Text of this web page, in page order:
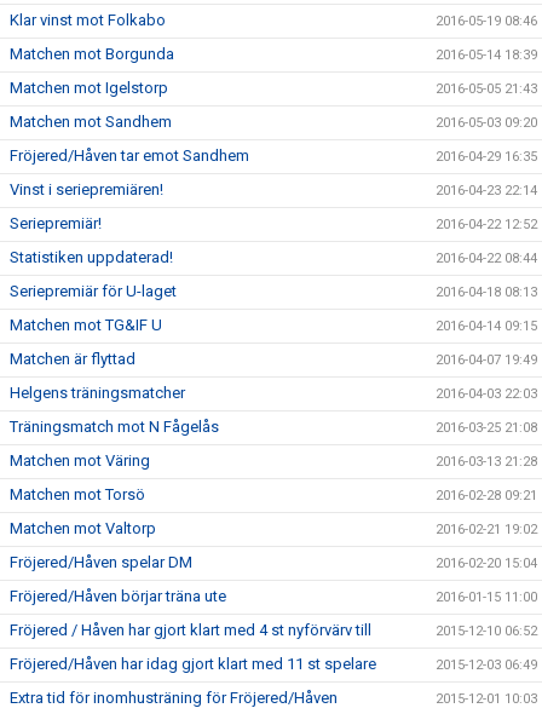
Klar vinst mot Folkabo 2016-05-19 08:46
Matchen mot Borgunda 2016-05-14 18:39
Matchen mot Igelstorp 2016-05-05 21:43
Matchen mot Sandhem 2016-05-03 09:20
Fröjered/Håven tar emot Sandhem 2016-04-29 16:35
Vinst i seriepremiären! 2016-04-23 22:14
Seriepremiär! 2016-04-22 12:52
Statistiken uppdaterad! 2016-04-22 08:44
Seriepremiär för U-laget 2016-04-18 08:13
Matchen mot TG&IF U 2016-04-14 09:15
Matchen är flyttad 2016-04-07 19:49
Helgens träningsmatcher 2016-04-03 22:03
Träningsmatch mot N Fågelås 2016-03-25 21:08
Matchen mot Väring 2016-03-13 21:28
Matchen mot Torsö 2016-02-28 09:21
Matchen mot Valtorp 2016-02-21 19:02
Fröjered/Håven spelar DM 2016-02-20 15:04
Fröjered/Håven börjar träna ute 2016-01-15 11:00
Fröjered / Håven har gjort klart med 4 st nyförvärv till 2015-12-10 06:52
Fröjered/Håven har idag gjort klart med 11 st spelare 2015-12-03 06:49
Extra tid för inomhusträning för Fröjered/Håven 2015-12-01 10:03